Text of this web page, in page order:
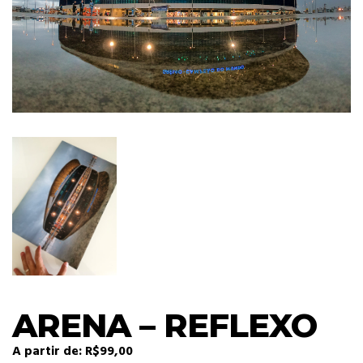
ARENA – REFLEXO
A partir de:R$99,00